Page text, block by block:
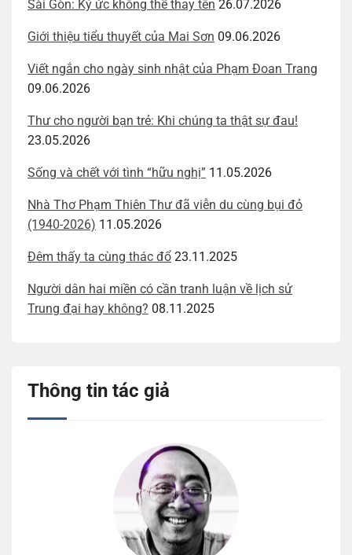
Sài Gòn: Ký ức không thể thay tên 26.07.2026
Giới thiệu tiểu thuyết của Mai Sơn 09.06.2026
Viết ngắn cho ngày sinh nhật của Phạm Đoan Trang
09.06.2026
Thư cho người bạn trẻ: Khi chúng ta thật sự đau!
23.05.2026
Sống và chết với tình “hữu nghị” 11.05.2026
Nhà Thơ Phạm Thiên Thư đã viễn du cùng bụi đỏ
(1940-2026) 11.05.2026
Đêm thấy ta cùng thác đổ 23.11.2025
Người dân hai miền có cần tranh luận về lịch sử
Trung đại hay không? 08.11.2025
Thông tin tác giả